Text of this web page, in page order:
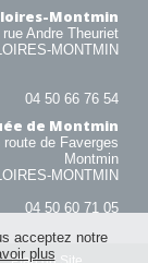
acceptez notre
plus
Montmin
rue Andre Theuriet
MONTMIN
04 50 66 76 54
de Montmin
route de Faverges
Montmin
MONTMIN
04 50 60 71 05